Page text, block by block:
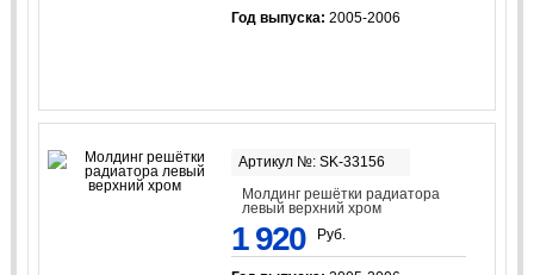
Год выпуска: 2005-2006
Артикул №: SK-33156
Молдинг решётки радиатора
левый верхний хром
1 920 Руб.